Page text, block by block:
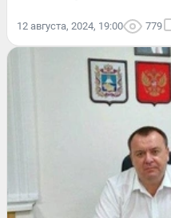
12 августа, 2024, 19:00 779